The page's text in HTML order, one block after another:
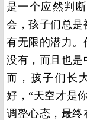
是一个应然判
会，孩子们总是
有无限的潜力。
没有，而且也是
而，孩子们长
好，“天空才是
调整心态，最终